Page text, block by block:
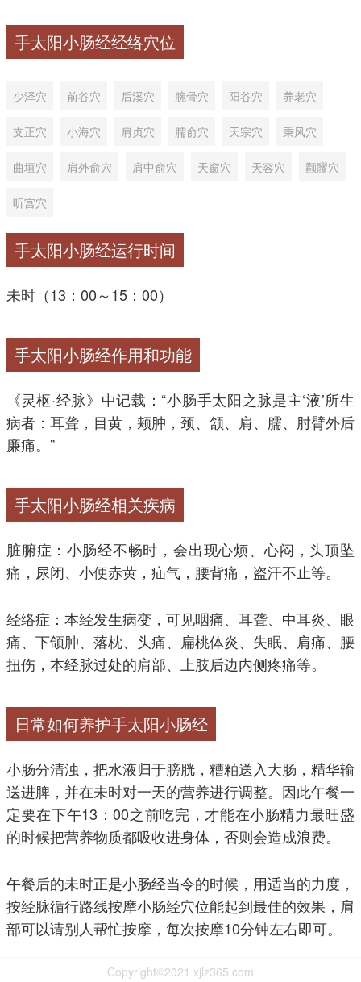
手太阳小肠经经络穴位
少泽穴 前谷穴 后溪穴 腕骨穴 阳谷穴 养老穴
支正穴 小海穴 肩贞穴 臑俞穴 天宗穴 秉风穴
曲垣穴 肩外俞穴 肩中俞穴 天窗穴 天容穴 颧髎穴
听宫穴
手太阳小肠经运行时间
未时（13：00～15：00）
手太阳小肠经作用和功能
《灵枢·经脉》中记载：“小肠手太阳之脉是主‘液’所生
病者：耳聋，目黄，颊肿，颈、颔、肩、臑、肘臂外后
廉痛。”
手太阳小肠经相关疾病
脏腑症：小肠经不畅时，会出现心烦、心闷，头顶坠
痛，尿闭、小便赤黄，疝气，腰背痛，盗汗不止等。
经络症：本经发生病变，可见咽痛、耳聋、中耳炎、眼
痛、下颌肿、落枕、头痛、扁桃体炎、失眠、肩痛、腰
扭伤，本经脉过处的肩部、上肢后边内侧疼痛等。
日常如何养护手太阳小肠经
小肠分清浊，把水液归于膀胱，糟粕送入大肠，精华输
送进脾，并在未时对一天的营养进行调整。因此午餐一
定要在下午13：00之前吃完，才能在小肠精力最旺盛
的时候把营养物质都吸收进身体，否则会造成浪费。
午餐后的未时正是小肠经当令的时候，用适当的力度，
按经脉循行路线按摩小肠经穴位能起到最佳的效果，肩
部可以请别人帮忙按摩，每次按摩10分钟左右即可。
Copyright©2021 xjlz365.com